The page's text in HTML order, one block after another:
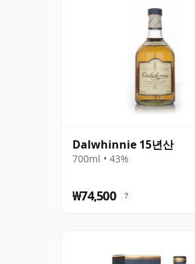
Dalwhinnie 15년산
700ml • 43%
₩74,500 ?